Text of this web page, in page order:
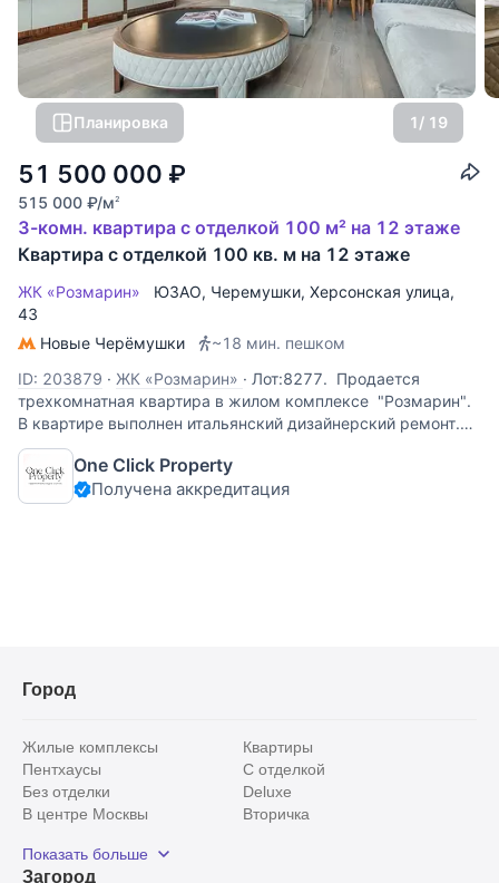
Планировка 1/ 19
51 500 000 ₽
515 000 ₽/м2
3-комн. квартира с отделкой 100 м² на 12 этаже
Квартира с отделкой 100 кв. м на 12 этаже
ЖК «Розмарин» ЮЗАО, Черемушки, Херсонская улица,
43
Новые Черёмушки
~18 мин. пешком
ID: 203879 · ЖК «Розмарин» · Лот:8277. Продается
трехкомнатная квартира в жилом комплексе "Розмарин".
В квартире выполнен итальянский дизайнерский ремонт.
Гостиная совмещена с кухней, имеются встроенные
гардеробные. Напольное покрытие - массивная дубовая
доска. Вся сантехника
One Click Property
Получена аккредитация
Город
Жилые комплексы
Квартиры
Пентхаусы
С отделкой
Без отделки
Deluxe
В центре Москвы
Вторичка
Рядом с парком
Показать больше
Загород